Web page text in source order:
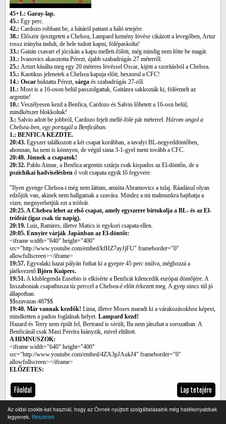
Az oldal cookie-kat használ, hogy az Önnek nyújtott szolgáltatásaink még hatékonyabbak
legyenek. Részletek
45+1.: Garay-lap.
45.: Egy perc.
42.: Cardozo robbant be, a hátáról pattant a háló tetejére.
38.: Először ijesztgetett a Chelsea, Lampard kemény lövése cikázott a levegőben, Artur
rossz irányba indult, de bele tudott kapni, fölépaskolta!
33.: Gaitán csavart el jócskán a kapu mellett-fölött, még mindig nem lőtte be magát.
31.: Ivanovics akasztotta Pérezt, újabb szabadrúgás 27 méterről.
25.: Arturt kínálta meg egy 20 méteres lövéssel Oscar, kijött a szorításból a Chelsea.
15.: Kaotikus jelenetek a Chelsea kapuja előtt, beszorul a CFC!
14.: Oscar buktatta Pérezt, sárga és szabadrúgás 27-ről.
11.: Most is a 16-oson belül passzolgattak, Gaitánra sakkozták ki, föléemelt az
argentin!
10.: Veszélyesen kezd a Benfica, Cardozo és Salvio lőhetett a 16-osn belül,
mindkétszer blokkoltak!
3.: Salvio adott be jobbról, Cardozo fejelt mellé-fölé pár méterrel. Három angol a
Chelsea-ben, egy portugál a Benficában.
1.: BENFICA KEZDTE.
20:43. Egyszer találkozott a két csapat korábban, a tavalyi BL-negyeddöntőben,
ahonnan, ha nem is könnyen, de végül sima 3-1-gyel ment tovább a CFC.
20:40. Jönnek a csapatok!
20:32. Pablo Aimar, a Benfica argentin sztárja csak kispados az El-döntőn, de a
pszichikai hadviselésben ő volt csapata egyik fő fegyvere:
"Ilyen gyenge Chelsea-t még nem láttam, amióta Abramovics a tulaj. Ráadásul olyan
edzőjük van, akinek nem hallgatnak a szavára. Mindez a mi malmunkra hajthatja a
vizet, megnyerhetjük ezt a trófeát.
20:25. A Chelsea lehet az első csapat, amely egyszerre birtokolja a BL- és az El-
trófeát (igaz csak tíz napig).
20:19. Luiz, Ramires, illetve Matics is egykori csapata ellen.
20:05. Ennyire várják Japánban az El-döntőt:
<iframe width="640" height="400"
src="http://www.youtube.com/embed/kfHZ7ayJjFU" frameborder="0"
allowfullscreen></iframe>
19:57. Egyvalaki hazai pályán futhat ki a gyepre 45 perc múlva, méghozzá a
játékvezető Björn Kuipers.
19:51.A klublegenda Eusebio is elkísérte a Benficát kilencedik európai döntőjére. A
lisszaboniak csapatbusza tíz perccel a Chelsea-é előtt érkezett meg. A gyep nincs túl jó
állapotban.
$$szavazas:487$$
19:40. Már vannak kezdők! Lima, illetve Moses maradt ki a várakozásokhoz képest,
mindketten a padon foglalnak helyet. Lampard kezd!
Hazard és Terry nem épült fel, Bertrand is sérült, Ba nem játszhat a sorozatban. A
Benficánál csak Maxi Pereira hiányzik, mivel eltiltott.
A HIMNUSZOK:
<iframe width="640" height="400"
src="http://www.youtube.com/embed/4ZA3pJAukJ4" frameborder="0"
allowfullscreen></iframe>
ELŐZETES:
Főoldal Lap tetejére